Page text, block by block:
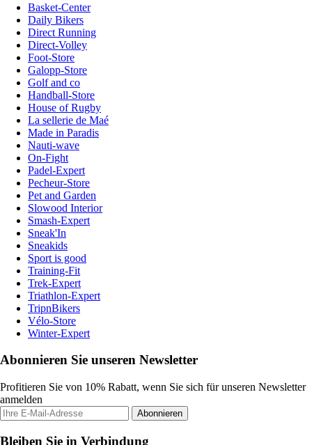
Basket-Center
Daily Bikers
Direct Running
Direct-Volley
Foot-Store
Galopp-Store
Golf and co
Handball-Store
House of Rugby
La sellerie de Maé
Made in Paradis
Nauti-wave
On-Fight
Padel-Expert
Pecheur-Store
Pet and Garden
Slowood Interior
Smash-Expert
Sneak'In
Sneakids
Sport is good
Training-Fit
Trek-Expert
Triathlon-Expert
TripnBikers
Vélo-Store
Winter-Expert
Abonnieren Sie unseren Newsletter
Profitieren Sie von 10% Rabatt, wenn Sie sich für unseren Newsletter
anmelden
Abonnieren
Bleiben Sie in Verbindung